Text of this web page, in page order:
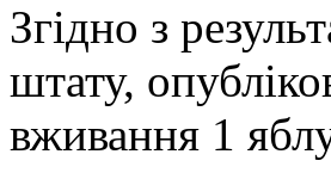
Згідно з
штату,
вживання 1